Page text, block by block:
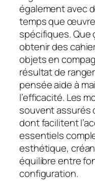
également avec
temps que
spécifiques.
obtenir des
objets en
résultat de
pensée aide à
l’efficacité. Les
souvent assurés
dont facilitent
essentiels
esthétique,
équilibre entre
configuration.